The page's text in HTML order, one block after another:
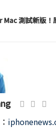
測試新版！